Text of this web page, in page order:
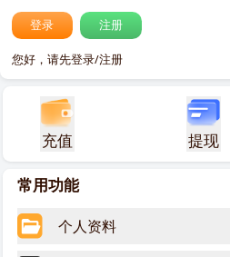
登录 注册
您好，请先登录/注册
充值 提现
常用功能
个人资料